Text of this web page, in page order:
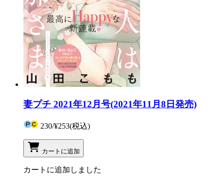
妻プチ 2021年12月号(2021年11月8日発売)
230/¥253(税込)
カートに追加
カートに追加しました